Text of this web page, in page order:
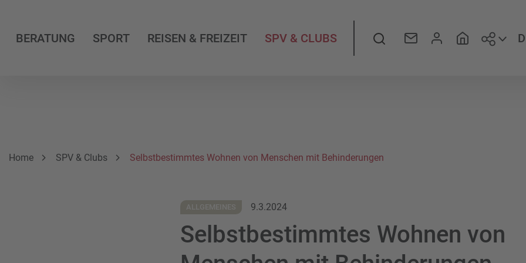
BERATUNG SPORT REISEN & FREIZEIT SPV & CLUBS Suche
Breadcrumbnavigation
Sie befinden sich hier:
Home SPV & Clubs Selbstbestimmtes Wohnen von Menschen mit Behinderungen
ALLGEMEINES 9.3.2024
Selbstbestimmtes Wohnen von